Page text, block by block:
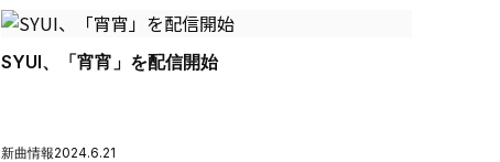
SYUI、「宵宵」を配信開始
新曲情報2024.6.21